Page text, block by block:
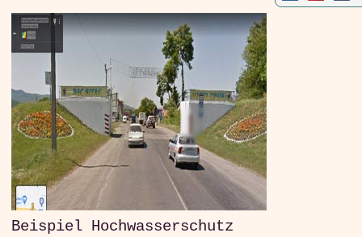
Beispiel Hochwasserschutz